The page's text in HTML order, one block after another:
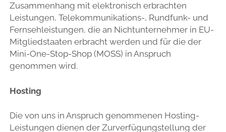
Zusammenhang mit elektronisch erbrachten
Leistungen, Telekommunikations-, Rundfunk- und
Fernsehleistungen, die an Nichtunternehmer in EU-
Mitgliedstaaten erbracht werden und für die der
Mini-One-Stop-Shop (MOSS) in Anspruch
genommen wird.
Hosting
Die von uns in Anspruch genommenen Hosting-
Leistungen dienen der Zurverfügungstellung der